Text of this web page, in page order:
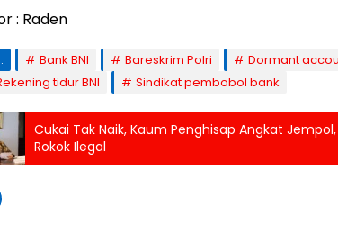
: Raden
Bank BNI Bareskrim Polri Dormant
tidur BNI
Sindikat pembobol bank
Cukai Tak Naik, Kaum Penghisap Angkat
Rokok Ilegal